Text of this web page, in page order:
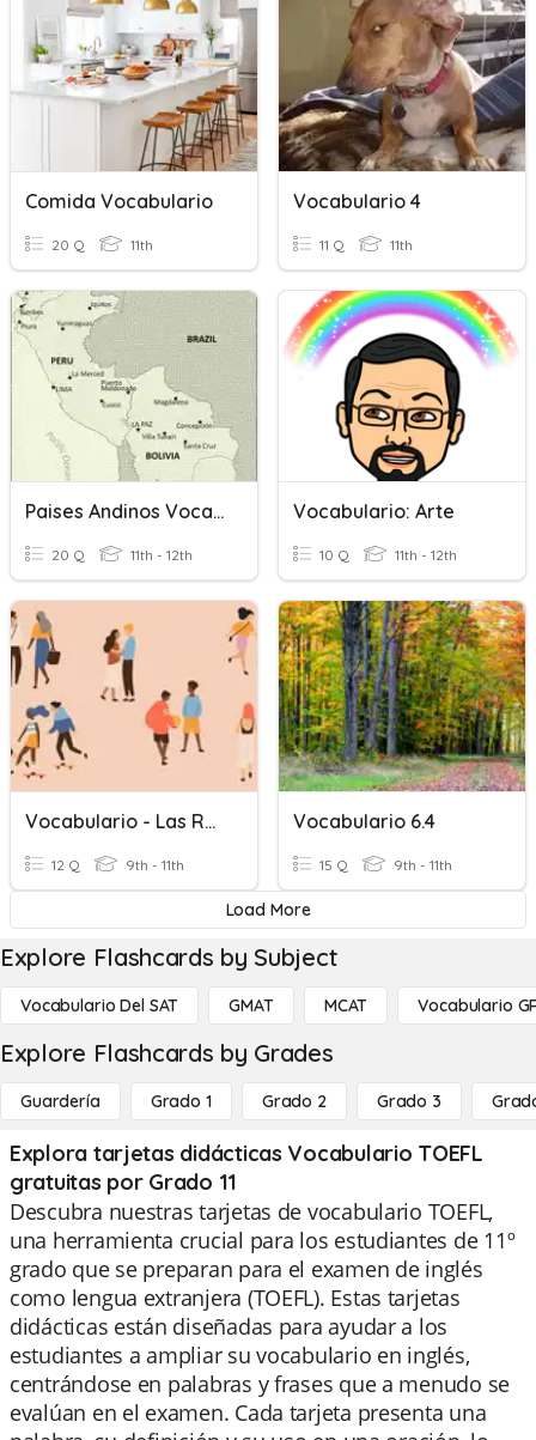
Comida Vocabulario
20 Q 11th
Vocabulario 4
11 Q 11th
Paises Andinos Vocabulario
20 Q 11th - 12th
Vocabulario: Arte
10 Q 11th - 12th
Vocabulario - Las Relaciones
12 Q 9th - 11th
Vocabulario 6.4
15 Q 9th - 11th
Load More
Explore Flashcards by Subject
Vocabulario Del SAT GMAT MCAT Vocabulario
Explore Flashcards by Grades
Guardería Grado 1 Grado 2 Grado 3
Explora tarjetas didácticas Vocabulario TOEFL
gratuitas por Grado 11
Descubra nuestras tarjetas de vocabulario TOEFL,
una herramienta crucial para los estudiantes de 11º
grado que se preparan para el examen de inglés
como lengua extranjera (TOEFL). Estas tarjetas
didácticas están diseñadas para ayudar a los
estudiantes a ampliar su vocabulario en inglés,
centrándose en palabras y frases que a menudo se
evalúan en el examen. Cada tarjeta presenta una